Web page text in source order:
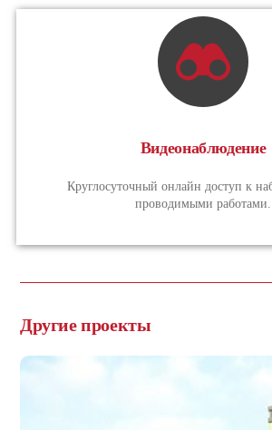
Видеонаблюдение
Круглосуточный онлайн доступ к
проводимыми работами.
Другие проекты